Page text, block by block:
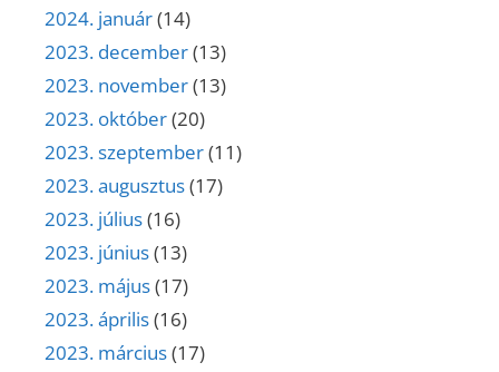
2024. január(14)
2023. december(13)
2023. november(13)
2023. október(20)
2023. szeptember(11)
2023. augusztus(17)
2023. július(16)
2023. június(13)
2023. május(17)
2023. április(16)
2023. március(17)